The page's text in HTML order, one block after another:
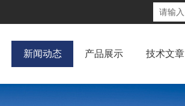
新闻动态 产品展示 技术文章